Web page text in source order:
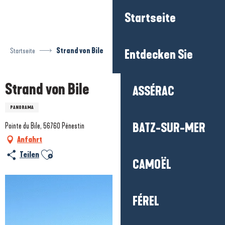
Startseite
Entdecken Sie
ASSÉRAC
BATZ-SUR-MER
CAMOËL
FÉREL
Startseite Strand von Bile
Strand von Bile
PANORAMA
Pointe du Bile, 56760 Pénestin
Anfahrt
Teilen Ajouter aux favoris